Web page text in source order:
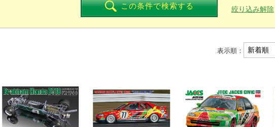
この条件で検索する 絞り込み解除
表示順：